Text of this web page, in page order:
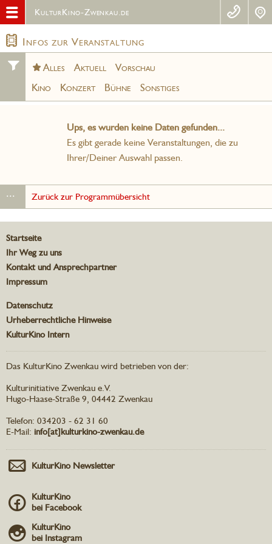
KulturKino-Zwenkau.de
Infos zur Veranstaltung
Alles Aktuell
Vorschau
Kino
Konzert Bühne Sonstiges
Ups, es wurden keine Daten gefunden...
Es gibt gerade keine Veranstaltungen, die zu
Ihrer/Deiner Auswahl passen.
... Zurück zur Programmübersicht
Startseite
Ihr Weg zu uns
Kontakt und Ansprechpartner
Impressum
Datenschutz
Urheberrechtliche Hinweise
KulturKino Intern
Das KulturKino Zwenkau wird betrieben von der:
Kulturinitiative Zwenkau e.V.
Hugo-Haase-Straße 9, 04442 Zwenkau
Telefon: 034203 - 62 31 60
E-Mail: info[at]kulturkino-zwenkau.de
KulturKino Newsletter
KulturKino
bei Facebook
KulturKino
bei Instagram